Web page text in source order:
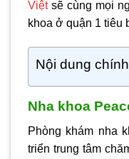
Việtsẽ cùng mọi
khoa ở quận 1 tiêu
Nội dung chính
Nha khoa
Phòng khám nha
triển trung tâm